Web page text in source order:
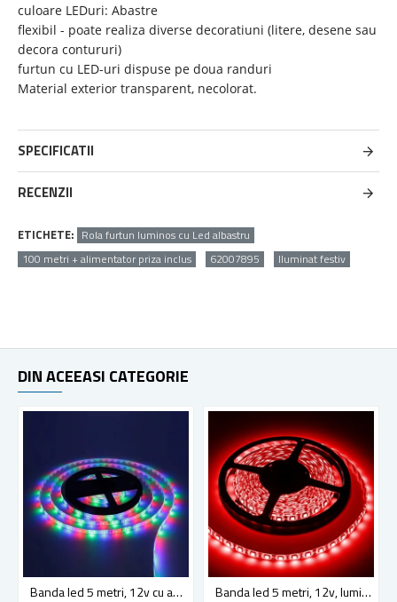
culoare LEDuri: Abastre
flexibil - poate realiza diverse decoratiuni (litere, desene sau
decora contururi)
furtun cu LED-uri dispuse pe doua randuri
Material exterior transparent, necolorat.
SPECIFICATII
RECENZII
ETICHETE: Rola furtun luminos cu Led albastru
100 metri + alimentator priza inclus
62007895 Iluminat festiv
DIN ACEEASI CATEGORIE
Banda led 5 metri, 12v cu adaptor, lumina RGB, telecomanda, adeziva Banda led 5 metri, 12v, lumina culoare rosu, 7.2w, ip65